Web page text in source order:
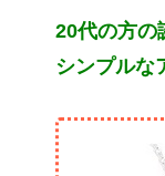
20代の方の
シンプルな